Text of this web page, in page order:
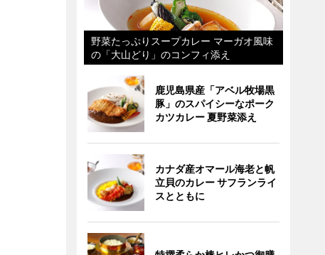
野菜たっぷりスープカレー マーガオ風味
の「大山どり」のコンフィ添え
鹿児島県産「アベル牧場黒
豚」のスパイシーなポーク
カツカレー 夏野菜添え
カナダ産オマール海老と帆
立貝のカレー サフランライ
スとともに